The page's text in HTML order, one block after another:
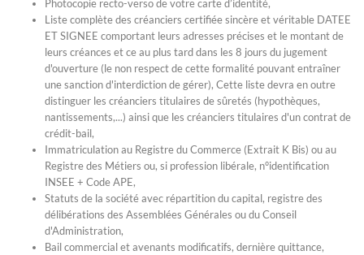
Photocopie recto-verso de votre carte d’identité,
Liste complète des créanciers certifiée sincère et véritable DATEE
ET SIGNEE comportant leurs adresses précises et le montant de
leurs créances et ce au plus tard dans les 8 jours du jugement
d'ouverture (le non respect de cette formalité pouvant entraîner
une sanction d'interdiction de gérer), Cette liste devra en outre
distinguer les créanciers titulaires de sûretés (hypothèques,
nantissements,...) ainsi que les créanciers titulaires d'un contrat de
crédit-bail,
Immatriculation au Registre du Commerce (Extrait K Bis) ou au
Registre des Métiers ou, si profession libérale, n°identification
INSEE + Code APE,
Statuts de la société avec répartition du capital, registre des
délibérations des Assemblées Générales ou du Conseil
d'Administration,
Bail commercial et avenants modificatifs, dernière quittance,